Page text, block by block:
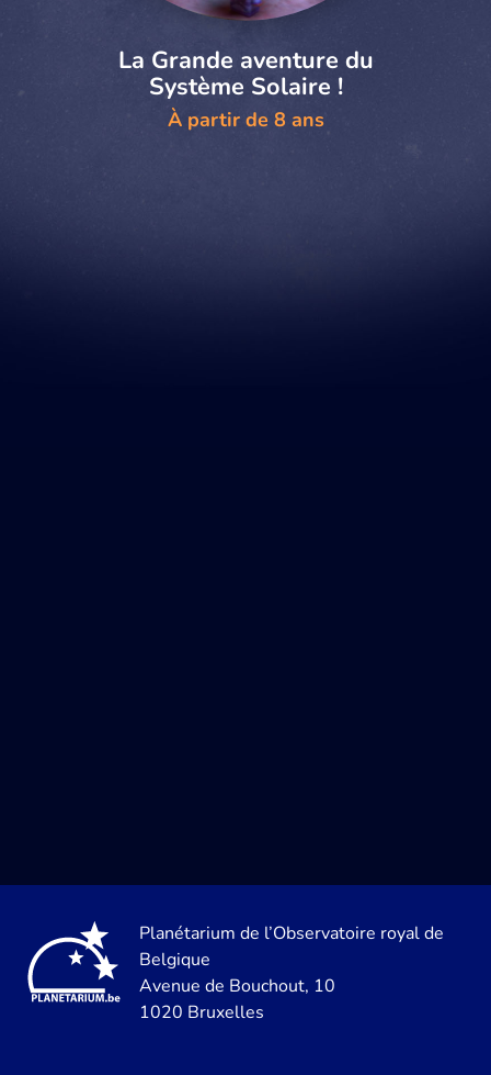
La Grande aventure du
Système Solaire !
À partir de 8 ans
Planétarium de l’Observatoire royal de
Belgique
Avenue de Bouchout, 10
1020 Bruxelles